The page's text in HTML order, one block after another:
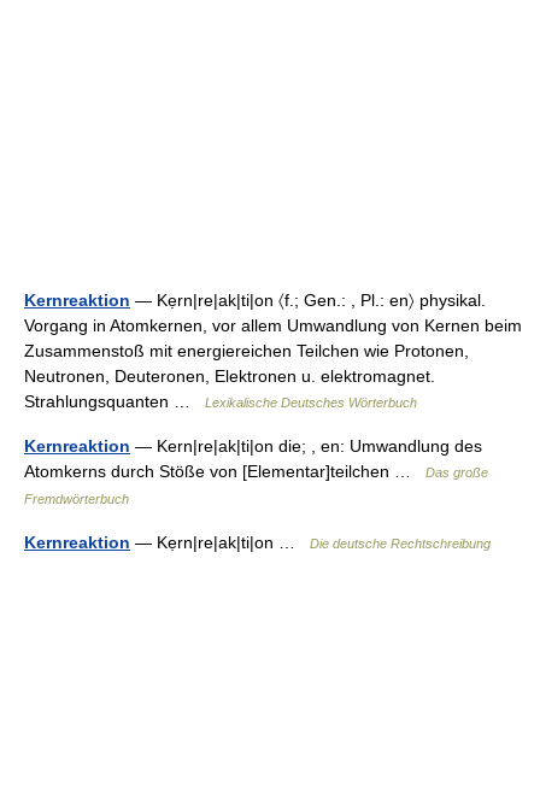
Kernreaktion — Kẹrn|re|ak|ti|on 〈f.; Gen.: , Pl.: en〉 physikal.
Vorgang in Atomkernen, vor allem Umwandlung von Kernen beim
Zusammenstoß mit energiereichen Teilchen wie Protonen,
Neutronen, Deuteronen, Elektronen u. elektromagnet.
Strahlungsquanten …
Lexikalische Deutsches Wörterbuch
Kernreaktion — Kern|re|ak|ti|on die; , en: Umwandlung des
Atomkerns durch Stöße von [Elementar]teilchen …
Das große
Fremdwörterbuch
Kernreaktion — Kẹrn|re|ak|ti|on … Die deutsche Rechtschreibung